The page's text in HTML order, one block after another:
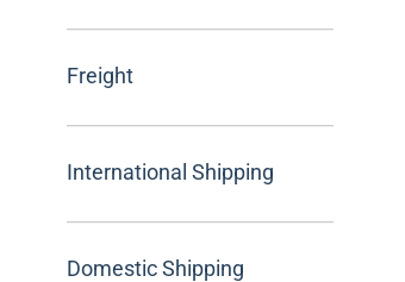
Freight
International Shipping
Domestic Shipping